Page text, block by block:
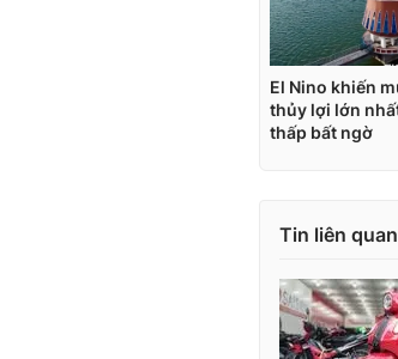
Tin liên quan